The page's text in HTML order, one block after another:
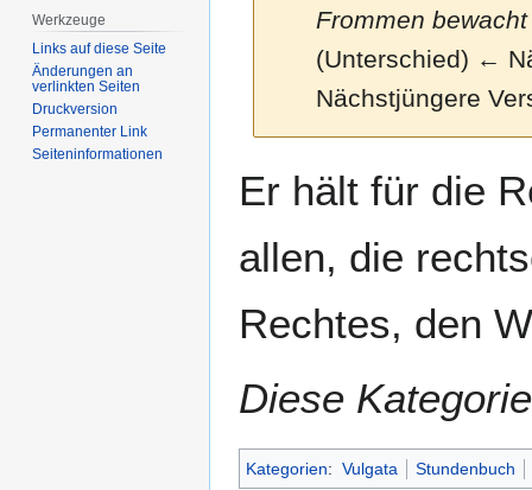
Frommen
(Unterschied) ←
Nächstjüngere
Navigation
Suche
Er hält für die
allen, die
Rechtes, den
Diese
Kategorien: Vulgata Stundenbuch
Werkzeuge
Links auf diese Seite
Änderungen an
verlinkten Seiten
Druckversion
Permanenter Link
Seiten­­informationen